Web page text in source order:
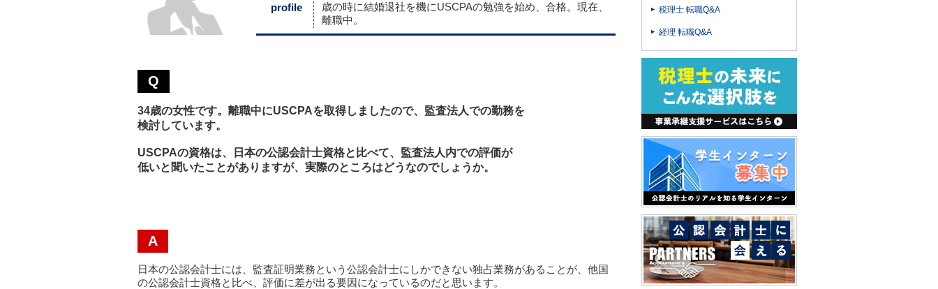
profile
歳の時に結婚退社を機にUSCPAの勉強を始め、合格。現在、
離職中。
Q
34歳の女性です。離職中にUSCPAを取得しましたので、監査法人での勤務を
検討しています。
USCPAの資格は、日本の公認会計士資格と比べて、監査法人内での評価が
低いと聞いたことがありますが、実際のところはどうなのでしょうか。
A
日本の公認会計士には、監査証明業務という公認会計士にしかできない独占業務があることが、他国
の公認会計士資格と比べ、評価に差が出る要因になっているのだと思います。
税理士 転職Q&A
経理 転職Q&A